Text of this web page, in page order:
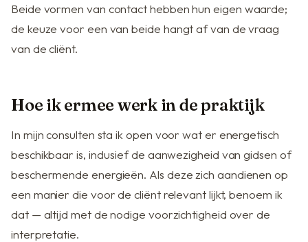
Beide vormen van contact hebben hun eigen waarde;
de keuze voor een van beide hangt af van de vraag
van de cliënt.
Hoe ik ermee werk in de praktijk
In mijn consulten sta ik open voor wat er energetisch
beschikbaar is, inclusief de aanwezigheid van gidsen of
beschermende energieën. Als deze zich aandienen op
een manier die voor de cliënt relevant lijkt, benoem ik
dat — altijd met de nodige voorzichtigheid over de
interpretatie.